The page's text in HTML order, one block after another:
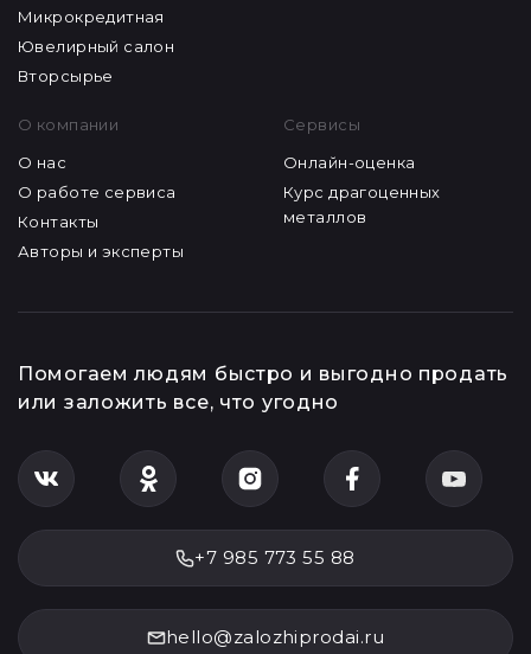
Микрокредитная
Ювелирный салон
Вторсырье
О компании
О нас
О работе сервиса
Контакты
Авторы и эксперты
Сервисы
Онлайн-оценка
Курс драгоценных
металлов
Помогаем людям быстро и выгодно продать
или заложить все, что угодно
+7 985 773 55 88
hello@zalozhiprodai.ru